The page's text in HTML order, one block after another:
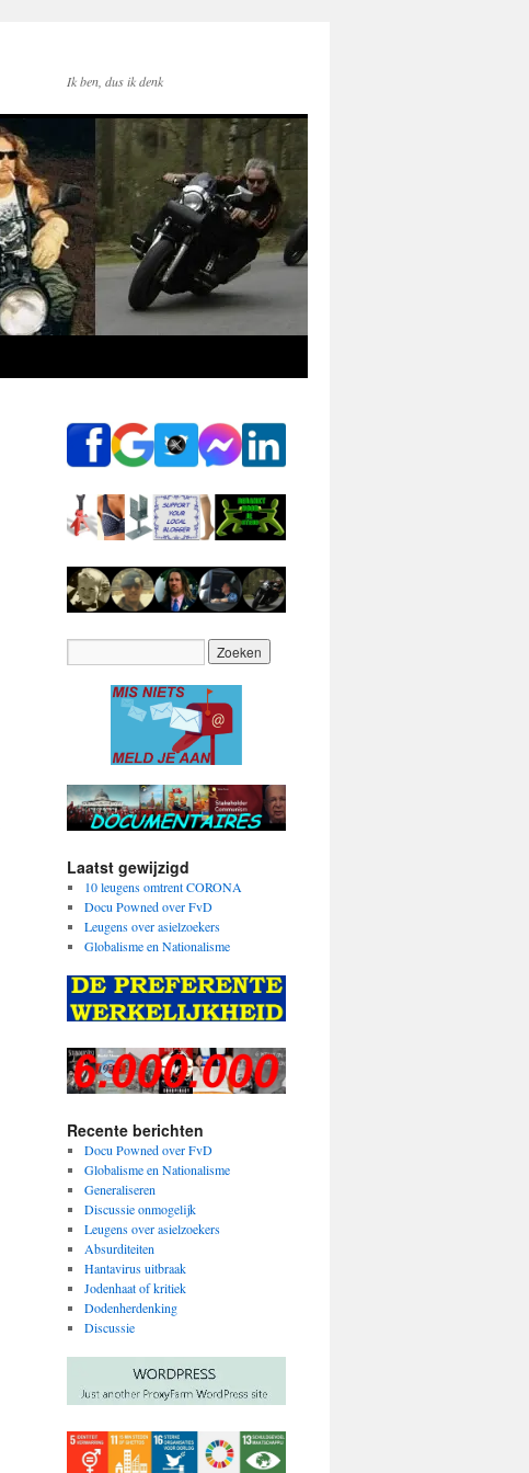
Ik ben, dus ik denk
Laatst gewijzigd
10 leugens omtrent CORONA
Docu Powned over FvD
Leugens over asielzoekers
Globalisme en Nationalisme
Recente berichten
Docu Powned over FvD
Globalisme en Nationalisme
Generaliseren
Discussie onmogelijk
Leugens over asielzoekers
Absurditeiten
Hantavirus uitbraak
Jodenhaat of kritiek
Dodenherdenking
Discussie